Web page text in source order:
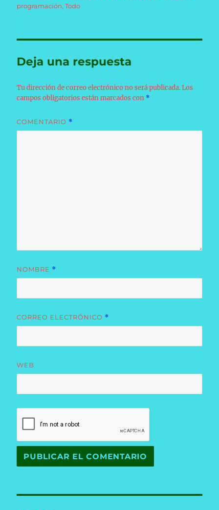
el
programación,Todo
Deja una respuesta
Tu dirección de correo electrónico no será publicada. Los
campos obligatorios están marcados con *
COMENTARIO *
NOMBRE *
CORREO ELECTRÓNICO *
WEB